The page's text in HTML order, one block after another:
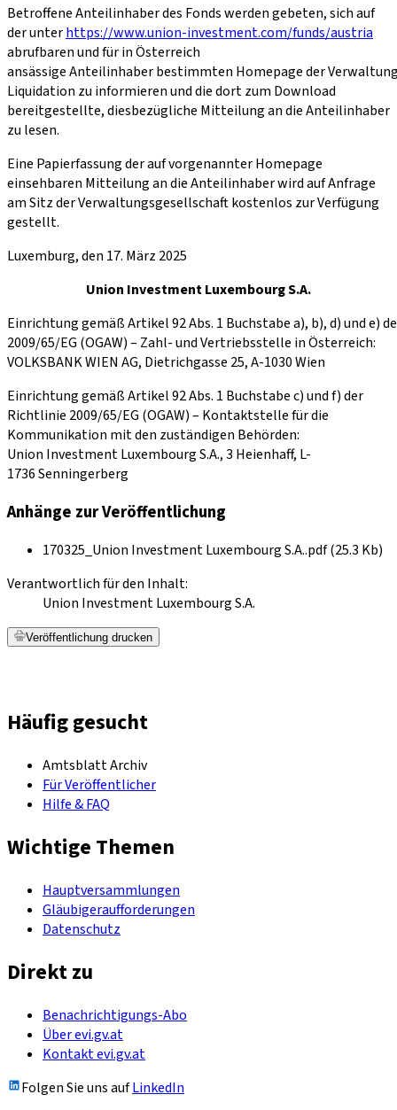
Betroffene Anteilinhaber des Fonds werden gebeten, sich auf
der unterhttps://www.union-investment.com/funds/austria
abrufbaren und für in Österreich
ansässige Anteilinhaber bestimmten Homepage der
Liquidation zu informieren und die dort zum Download
bereitgestellte, diesbezügliche Mitteilung an die Anteilinhaber
zu lesen.
Eine Papierfassung der auf vorgenannter Homepage
einsehbaren Mitteilung an die Anteilinhaber wird auf Anfrage
am Sitz der Verwaltungsgesellschaft kostenlos zur Verfügung
gestellt.
Luxemburg, den 17. März 2025
Union Investment Luxembourg S.A.
Einrichtung gemäß Artikel 92 Abs. 1 Buchstabe a), b), d) und e)
2009/65/EG (OGAW) – Zahl- und Vertriebsstelle in Österreich:
VOLKSBANK WIEN AG, Dietrichgasse 25, A-1030 Wien
Einrichtung gemäß Artikel 92 Abs. 1 Buchstabe c) und f) der
Richtlinie 2009/65/EG (OGAW) – Kontaktstelle für die
Kommunikation mit den zuständigen Behörden:
Union Investment Luxembourg S.A., 3 Heienhaff, L-
1736 Senningerberg
Anhänge zur Veröffentlichung
170325_Union Investment Luxembourg S.A..pdf (25.3 Kb)
Verantwortlich für den Inhalt:
Union Investment Luxembourg S.A.
Veröffentlichung drucken
Häufig gesucht
Amtsblatt Archiv
Für Veröffentlicher
Hilfe & FAQ
Wichtige Themen
Hauptversammlungen
Gläubigeraufforderungen
Datenschutz
Direkt zu
Benachrichtigungs-Abo
Über evi.gv.at
Kontakt evi.gv.at
Folgen Sie uns aufLinkedIn